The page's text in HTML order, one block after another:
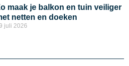
maak je balkon en tuin veiliger
netten en doeken
juli 2026